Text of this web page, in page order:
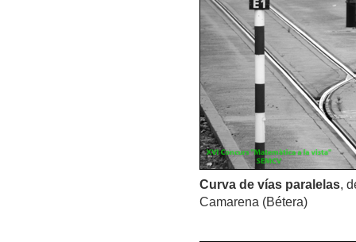
Curva de vías paralelas,
Camarena (Bétera)